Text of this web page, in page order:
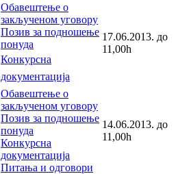
Обавештење о
закљученом уговору
Позив за подношење
понуда
Конкурсна
документација
17.06.2013. до
11,00h
Обавештење о
закљученом уговору
Позив за подношење
понуда
Конкурсна
документација
Питања и одговори
14.06.2013. до
11,00h